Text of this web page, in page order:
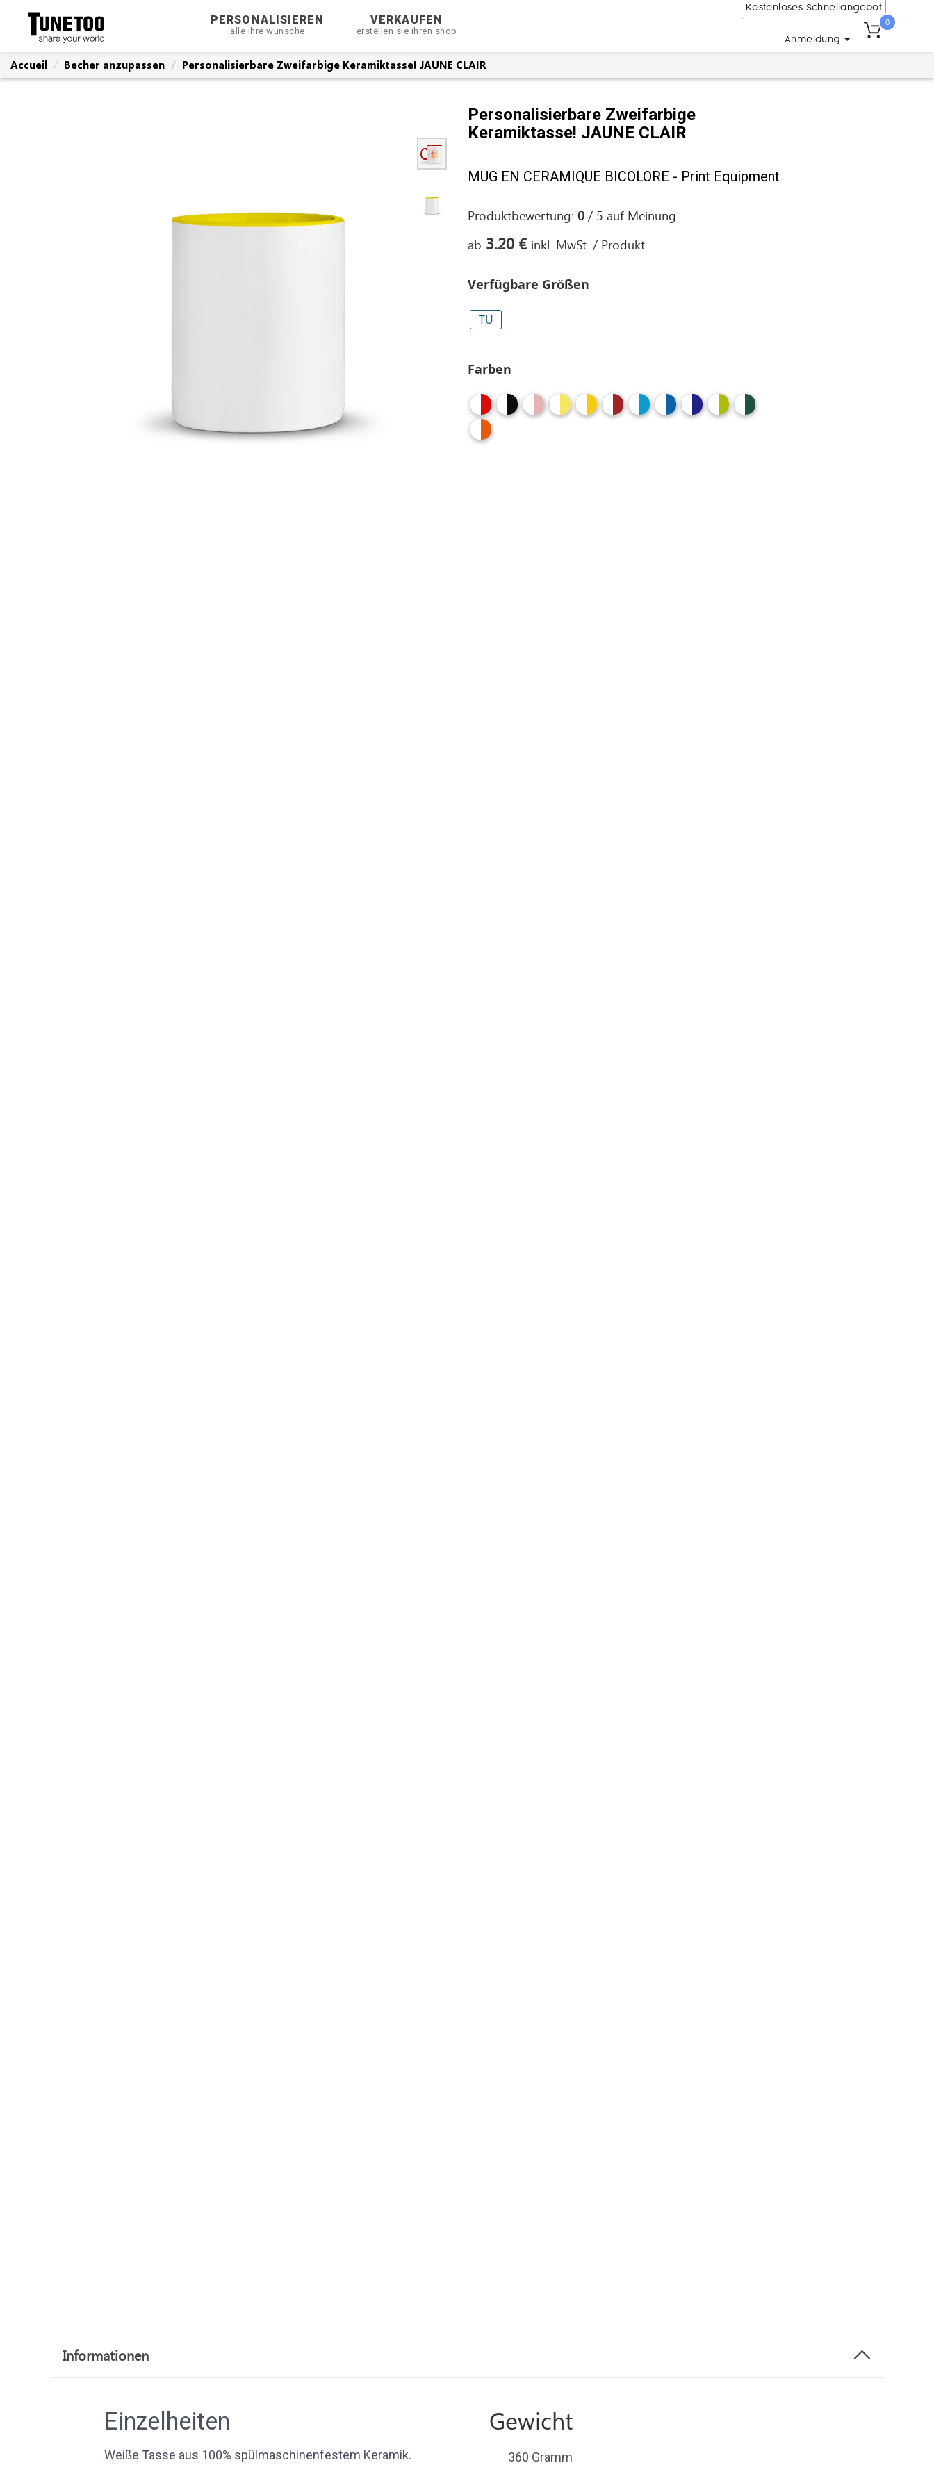
PERSONALISIEREN
alle ihre wünsche
VERKAUFEN
erstellen sie ihren shop
Kostenloses Schnellangebot
Anmeldung
0
Accueil Becher anzupassen Personalisierbare Zweifarbige Keramiktasse! JAUNE CLAIR
Personalisierbare Zweifarbige
Keramiktasse! JAUNE CLAIR
MUG EN CERAMIQUE BICOLORE - Print Equipment
Produktbewertung:0 / 5auf Meinung
ab 3.20 € inkl. MwSt. / Produkt
Verfügbare Größen
TU
Farben
Informationen
Einzelheiten
Weiße Tasse aus 100% spülmaschinenfestem Keramik.
Gewicht
360 Gramm